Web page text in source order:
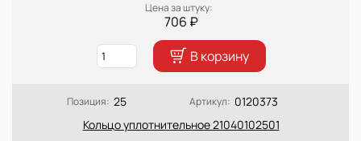
Цена за штуку:
706 ₽
В корзину
Позиция: 25 Артикул: 0120373
Кольцо уплотнительное 21040102501